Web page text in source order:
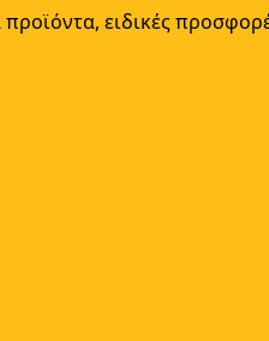
προϊόντα, ειδικές